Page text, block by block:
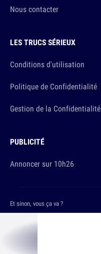
Nous contacter
LES TRUCS SÉRIEUX
Conditions d'utilisation
Politique de Confidentialité
Gestion de la Confidentialité
PUBLICITÉ
Annoncer sur 10h26
Et sinon, vous ça va ?